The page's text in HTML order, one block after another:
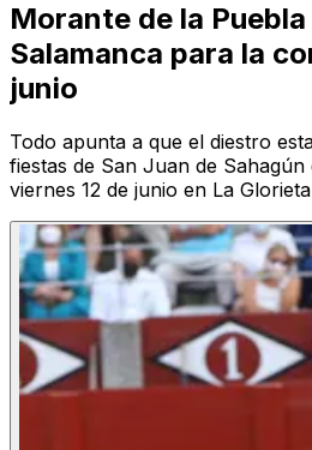
Morante de la
Salamanca para la
junio
Todo apunta a que el diestro
fiestas de San Juan de
viernes 12 de junio en La Glorieta